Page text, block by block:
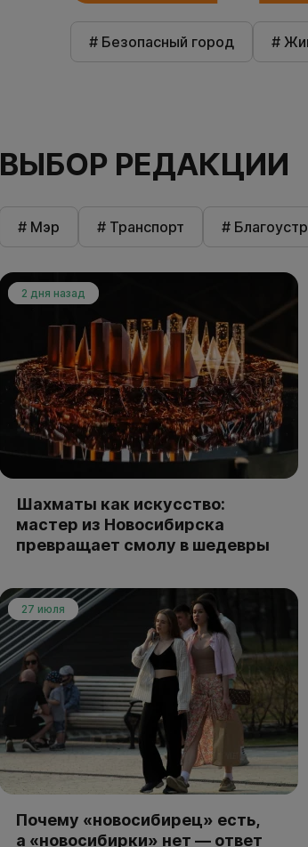
# Безопасный город #
ВЫБОР РЕДАКЦИИ
# Мэр # Транспорт #
2 дня назад
Шахматы как искусство:
мастер из Новосибирска
превращает смолу в шедевры
27 июля
Почему «новосибирец» есть,
а «новосибирки» нет — ответ